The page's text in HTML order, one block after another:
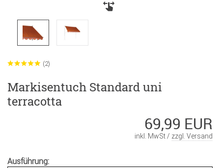
(2)
Markisentuch Standard uni
terracotta
69,99 EUR
inkl. MwSt / zzgl. Versand
Ausführung: